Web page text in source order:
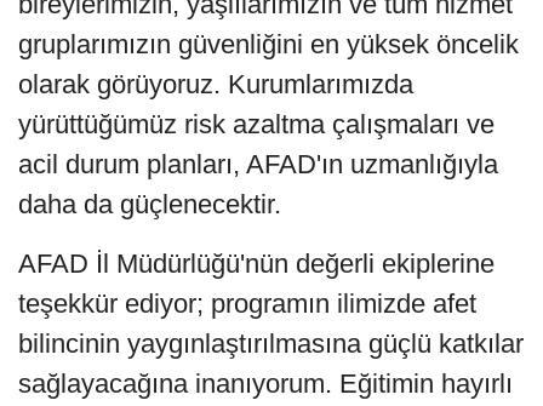
gruplarımızın güvenliğini en yüksek öncelik
olarak görüyoruz. Kurumlarımızda
yürüttüğümüz risk azaltma çalışmaları ve
acil durum planları, AFAD'ın uzmanlığıyla
daha da güçlenecektir.
AFAD İl Müdürlüğü'nün değerli ekiplerine
teşekkür ediyor; programın ilimizde afet
bilincinin yaygınlaştırılmasına güçlü katkılar
sağlayacağına inanıyorum. Eğitimin hayırlı